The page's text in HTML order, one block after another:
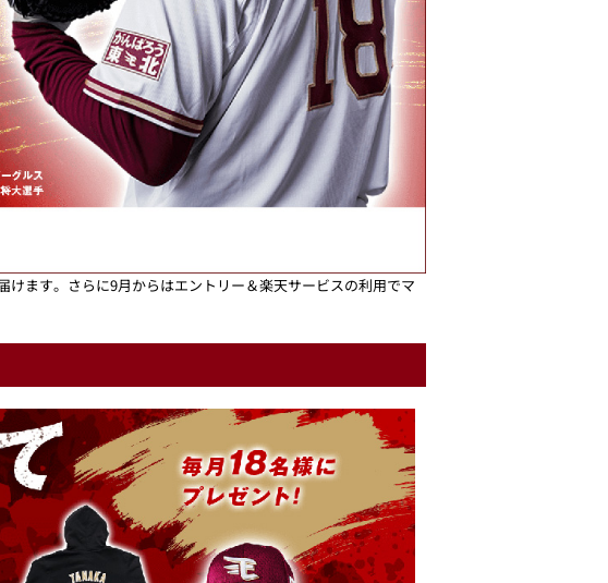
ます。さらに9月からはエントリー＆楽天サービスの利用でマ